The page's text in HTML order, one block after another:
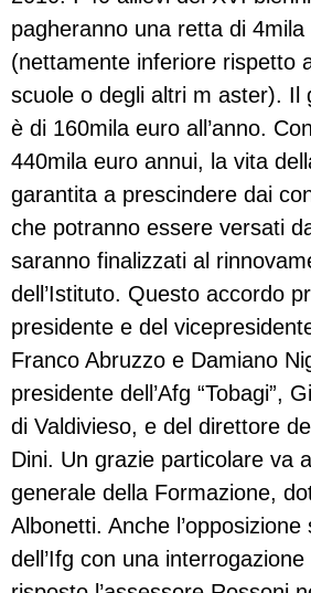
pagheranno una retta di 4mila
(nettamente inferiore rispetto
scuole o degli altri m aster). Il
è di 160mila euro all’anno.
440mila euro annui, la vita
garantita a prescindere dai
che potranno essere versati
saranno finalizzati al
dell’Istituto. Questo accordo
presidente e del
Franco Abruzzo e Damiano
presidente dell’Afg “Tobagi”,
di Valdivieso, e del direttore
Dini. Un grazie particolare va
generale della Formazione,
Albonetti. Anche
dell’Ifg con una